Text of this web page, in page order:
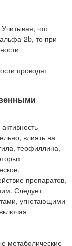
что
2b, то при
проводят
влиять на
теофиллина,
препаратов,
Следует
угнетающими
метаболические